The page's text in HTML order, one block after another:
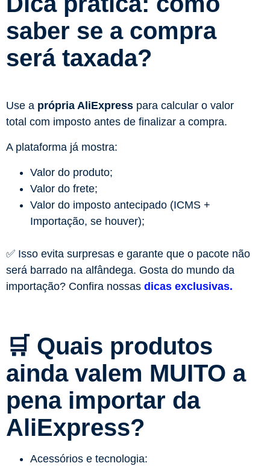
saber se a compra
será taxada?
Use a própria AliExpress para calcular o valor
total com imposto antes de finalizar a compra.
A plataforma já mostra:
Valor do produto;
Valor do frete;
Valor do imposto antecipado (ICMS +
Importação, se houver);
✅ Isso evita surpresas e garante que o pacote não
será barrado na alfândega. Gosta do mundo da
importação? Confira nossas dicas exclusivas.
🛒 Quais produtos
ainda valem MUITO a
pena importar da
AliExpress?
Acessórios e tecnologia: